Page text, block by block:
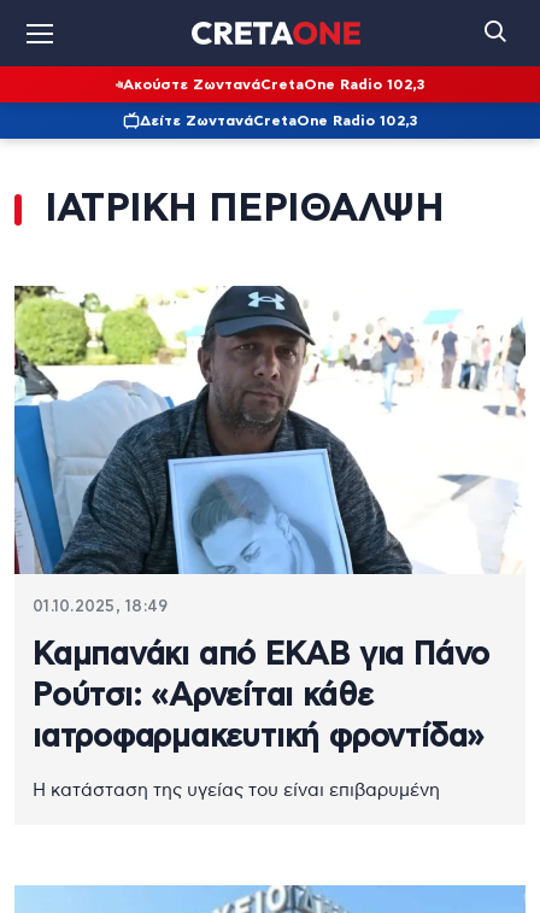
Ακούστε ΖωντανάCretaOne Radio 102,3
Δείτε ΖωντανάCretaOne Radio 102,3
ΙΑΤΡΙΚΗ ΠΕΡΙΘΑΛΨΗ
01.10.2025, 18:49
Καμπανάκι από ΕΚΑΒ για Πάνο
Ρούτσι: «Αρνείται κάθε
ιατροφαρμακευτική φροντίδα»
Η κατάσταση της υγείας του είναι επιβαρυμένη